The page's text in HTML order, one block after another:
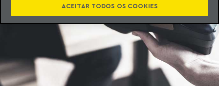
ACEITAR TODOS OS COOKIES